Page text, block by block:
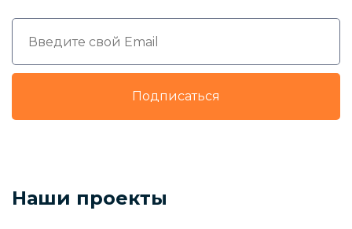
Подписаться
Наши проекты